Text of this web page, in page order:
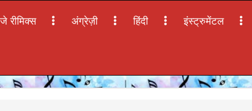
रीमिक्स अंग्रेज़ी हिंदी इंस्ट्रुमेंटल